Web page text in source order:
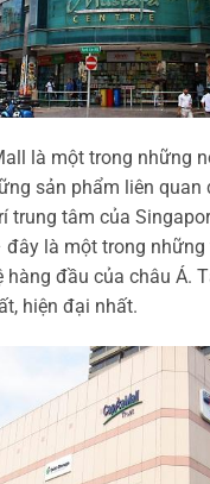
là một trong những
sản phẩm liên quan
trung tâm của
đây là một trong
hàng đầu của châu Á.
hiện đại nhất.